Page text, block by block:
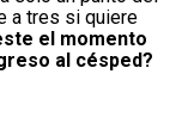
a tres si quiere
el momento
al césped?